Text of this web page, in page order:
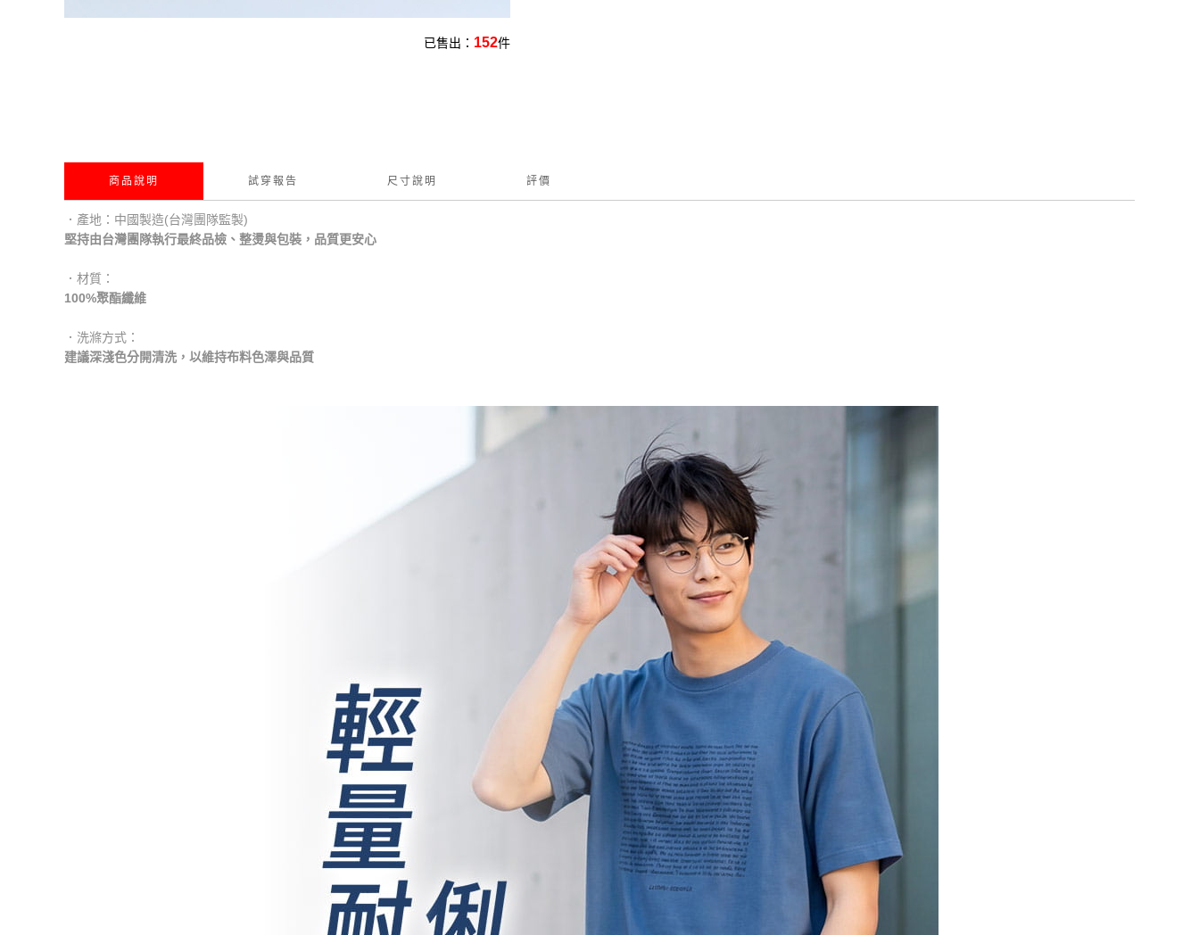
已售出： 152件
商品說明 試穿報告 尺寸說明 評價
．產地：中國製造(台灣團隊監製)
堅持由台灣團隊執行最終品檢、整燙與包裝，品質更安心
．材質：
100%聚酯纖維
．洗滌方式：
建議深淺色分開清洗，以維持布料色澤與品質